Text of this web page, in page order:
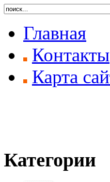
Главная
Контакты
Карта
Категории